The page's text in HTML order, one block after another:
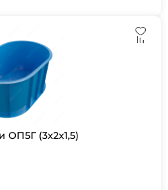
ОП5Г (3х2х1,5)